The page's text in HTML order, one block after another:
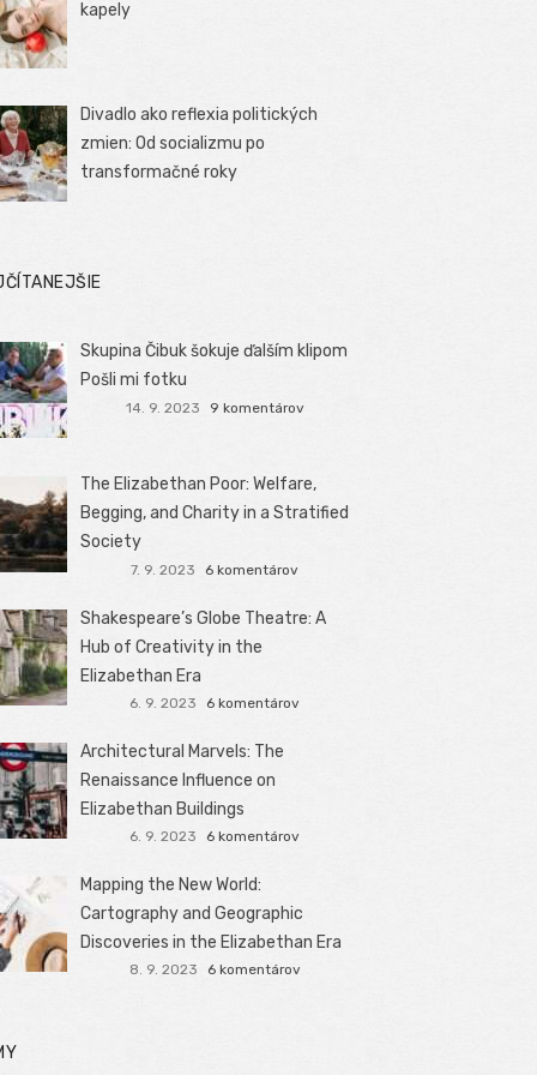
kapely
Divadlo ako reflexia politických
zmien: Od socializmu po
transformačné roky
Skupina Čibuk šokuje ďalším klipom
Pošli mi fotku
14. 9. 2023 9 komentárov
The Elizabethan Poor: Welfare,
Begging, and Charity in a Stratified
Society
7. 9. 2023 6 komentárov
Shakespeare’s Globe Theatre: A
Hub of Creativity in the
Elizabethan Era
6. 9. 2023 6 komentárov
Architectural Marvels: The
Renaissance Influence on
Elizabethan Buildings
6. 9. 2023 6 komentárov
Mapping the New World:
Cartography and Geographic
Discoveries in the Elizabethan Era
8. 9. 2023 6 komentárov